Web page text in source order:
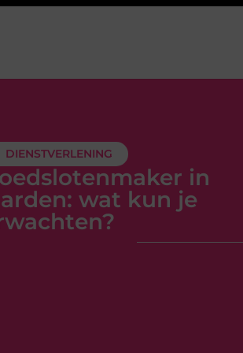
DIENSTVERLENING
in
wat kun je